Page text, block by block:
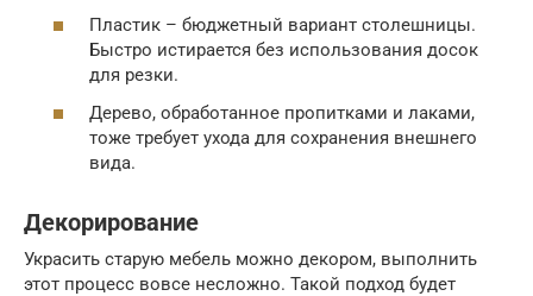
Пластик – бюджетный вариант столешницы.
Быстро истирается без использования досок
для резки.
Дерево, обработанное пропитками и лаками,
тоже требует ухода для сохранения внешнего
вида.
Декорирование
Украсить старую мебель можно декором, выполнить
этот процесс вовсе несложно. Такой подход будет